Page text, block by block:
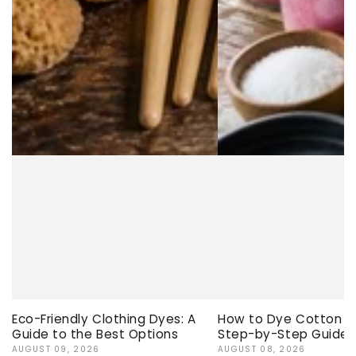
Eco-Friendly Clothing Dyes: A
Guide to the Best Options
AUGUST 09, 2026
How to Dye Cotton
Step-by-Step Guide
AUGUST 08, 2026